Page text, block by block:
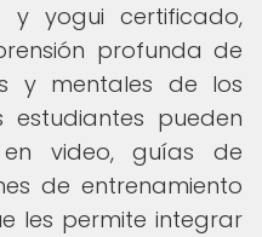
y yogui certificado,
profunda de
y mentales de los
estudiantes pueden
video, guías de
de entrenamiento
les permite integrar